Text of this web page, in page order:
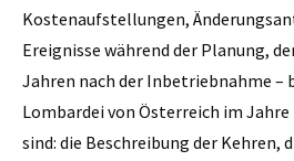
Kostenaufstellungen,
Ereignisse während der Planung,
Jahren nach der Inbetriebnahme –
Lombardei von Österreich im Jahre
sind: die Beschreibung der Kehren,